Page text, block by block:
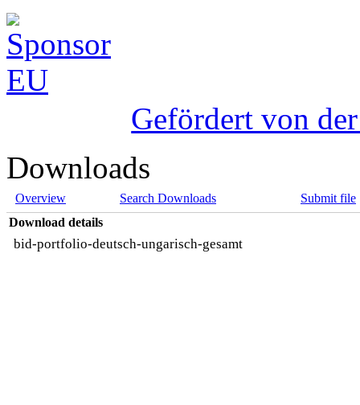
Gefördert von
Downloads
Overview Search Downloads
Submit file
Download details
bid-portfolio-deutsch-ungarisch-gesamt